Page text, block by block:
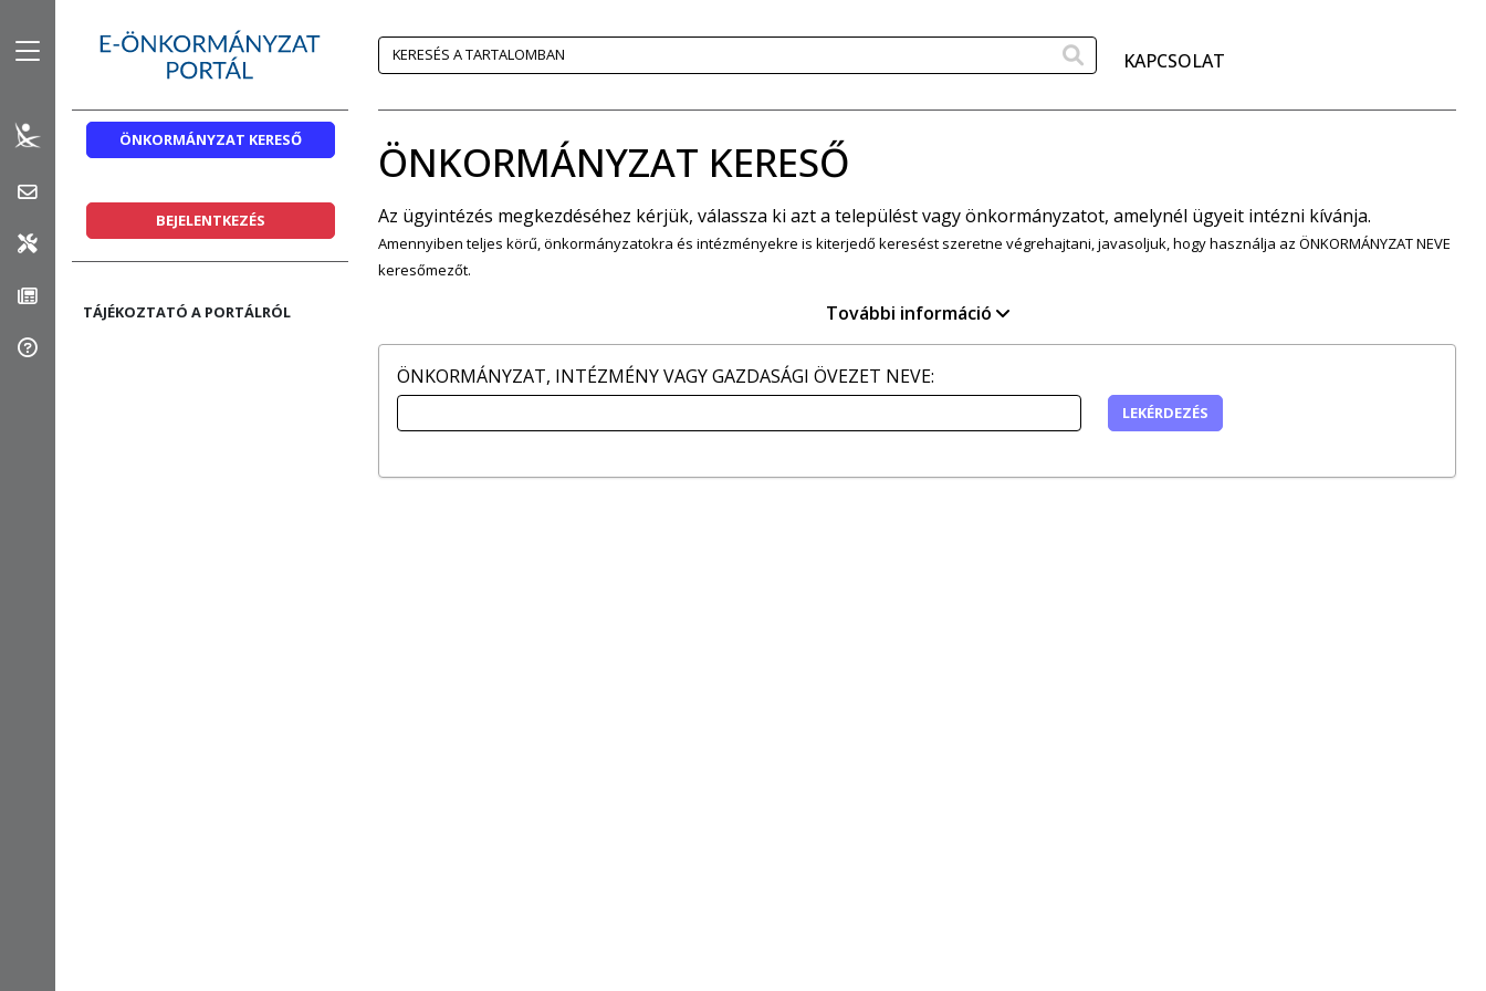
ÖNKORMÁNYZAT KERESŐ
BEJELENTKEZÉS
TÁJÉKOZTATÓ A PORTÁLRÓL
KERESÉS A TARTALOMBAN KERESÉS A TARTALOMBAN
KAPCSOLAT
ÖNKORMÁNYZAT KERESŐ
Az ügyintézés megkezdéséhez kérjük, válassza ki azt a települést vagy önkormányzatot, amelynél ügyeit intézni kívánja.
Amennyiben teljes körű, önkormányzatokra és intézményekre is kiterjedő keresést szeretne végrehajtani, javasoljuk, hogy használja az ÖNKORMÁNYZAT NEVE
keresőmezőt.
További információ
KERESÉS
ÖNKORMÁNYZAT, INTÉZMÉNY VAGY GAZDASÁGI ÖVEZET NEVE:
LEKÉRDEZÉS